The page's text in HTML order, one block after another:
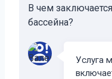
В чем
бассейна?
Услуга